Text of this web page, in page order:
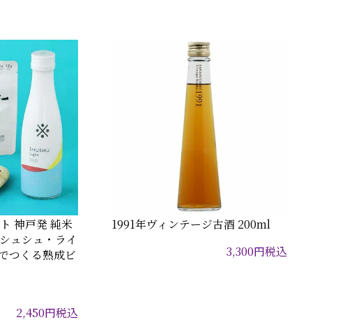
神戸発 純米
ュシュ・ライ
つくる熟成ビ
2,450円税込
1991年ヴィンテージ古酒 200ml
3,300円税込